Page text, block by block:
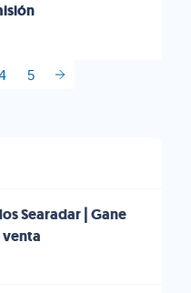
5
Searadar | Gane
venta